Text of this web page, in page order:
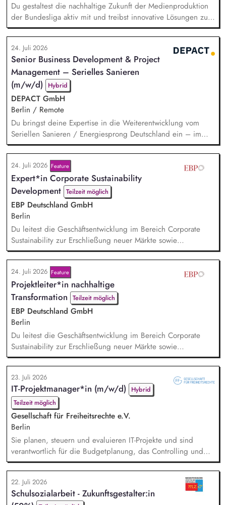
Du gestaltest die nachhaltige Zukunft der Medienproduktion
der Bundesliga aktiv mit und treibst innovative Lösungen zur
Reduzierung von Emissionen voran. Dein Fokus liegt auf der
Evaluierung von Reduktionspotentialen von TV-
Produktionskonzepten hinsichtlich Co2e-Fußabdruck,
Durchführung einer Machbarkeitsstudie zur emissionsfreien
USV-Stromversorgung sowie der Koordination interner und
externer...
24. Juli 2026
Senior Business Development & Project
Management – Serielles Sanieren
(m/w/d)
Hybrid
DEPACT GmbH
Berlin / Remote
Du bringst deine Expertise in die Weiterentwicklung vom
Seriellen Sanieren / Energiesprong Deutschland ein – im
engen Austausch u.a. mit der dena, mit Blick auf
Markthochlauf und Support im regulatorischen Umfeld und
der Stakeholder. Business-Development-Standbein: Du
akquirierst und verantwortest eigenständig Projekte für unser
Vorqualifizierungs-Tool CoPilot und entwickelst /
implementierst...
24. Juli 2026 Feature
Expert*in Corporate Sustainability
Development Teilzeit möglich
EBP Deutschland GmbH
Berlin
Du leitest die Geschäftsentwicklung im Bereich Corporate
Sustainability zur Erschließung neuer Märkte sowie
Entwicklung von Geschäftsmodellen. Dabei arbeitest du eng
mit einem bestehenden Team zusammen und entwickelst
dieses gemeinsam mit erfahrenen Projektleiter*innen weiter.
Zu Deinen Aufgaben gehören vor allem:
Strategieentwicklung, Trendanalysen, Partnermanagement
sowie Akquisition von Au...
24. Juli 2026 Feature
Projektleiter*in nachhaltige
Transformation Teilzeit möglich
EBP Deutschland GmbH
Berlin
Du leitest die Geschäftsentwicklung im Bereich Corporate
Sustainability zur Erschließung neuer Märkte sowie
Entwicklung von Geschäftsmodellen. Dabei arbeitest du eng
mit einem bestehenden Team zusammen und entwickelst
dieses gemeinsam mit erfahrenen Projektleiter*innen weiter.
Zu Deinen Aufgaben gehören vor allem:
Strategieentwicklung: Entwurf und Umsetzung von
Wachstumsstrategie und Geschäf...
23. Juli 2026
IT-Projektmanager*in (m/w/d)
Hybrid
Teilzeit möglich
Gesellschaft für Freiheitsrechte e.V.
Berlin
Sie planen, steuern und evaluieren IT-Projekte und sind
verantwortlich für die Budgetplanung, das Controlling und
die Ressourcenverteilung, Sie steuern das
Wissensmanagement und begleiten die Migration sowie die
fortlaufende Verwaltung unserer Cloud-Dienste, Sie arbeiten
mit der Systemadministration zusammen und sind dabei
22. Juli 2026
Schulsozialarbeit - Zukunftsgestalter:in